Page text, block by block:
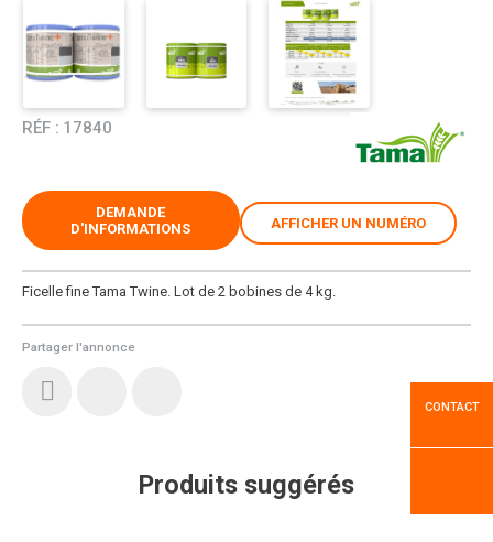
RÉF : 17840
Partager l'annonce
Ficelle fine Tama Twine. Lot de 2 bobines de 4 kg.
DEMANDE
D'INFORMATIONS
AFFICHER UN NUMÉRO
Produits suggérés
CONTACT